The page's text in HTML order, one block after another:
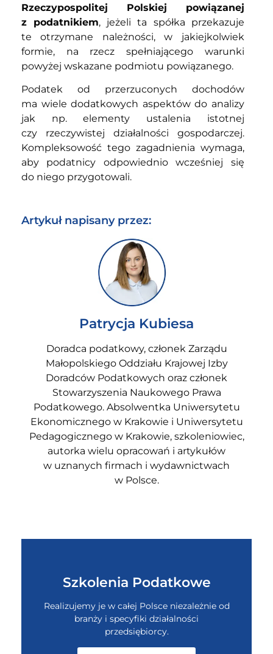
Rzeczypospolitej Polskiej powiązanej
z podatnikiem, jeżeli ta spółka przekazuje
te otrzymane należności, w jakiejkolwiek
formie, na rzecz spełniającego warunki
powyżej wskazane podmiotu powiązanego.
Podatek od przerzuconych dochodów
ma wiele dodatkowych aspektów do analizy
jak np. elementy ustalenia istotnej
czy rzeczywistej działalności gospodarczej.
Kompleksowość tego zagadnienia wymaga,
aby podatnicy odpowiednio wcześniej się
do niego przygotowali.
Artykuł napisany przez:
Patrycja Kubiesa
Doradca podatkowy, członek Zarządu
Małopolskiego Oddziału Krajowej Izby
Doradców Podatkowych oraz członek
Stowarzyszenia Naukowego Prawa
Podatkowego. Absolwentka Uniwersytetu
Ekonomicznego w Krakowie i Uniwersytetu
Pedagogicznego w Krakowie, szkoleniowiec,
autorka wielu opracowań i artykułów
w uznanych firmach i wydawnictwach
w Polsce.
Szkolenia Podatkowe
Realizujemy je w całej Polsce niezależnie od
branży i specyfiki działalności
przedsiębiorcy.